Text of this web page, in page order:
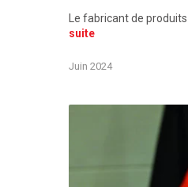
Le fabricant de
suite
Juin 2024
© Région Grand Est